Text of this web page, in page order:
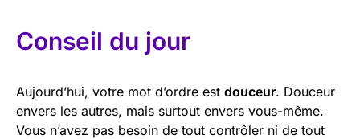
Conseil du jour
Aujourd’hui, votre mot d’ordre est douceur. Douceur
envers les autres, mais surtout envers vous-même.
Vous n’avez pas besoin de tout contrôler ni de tout